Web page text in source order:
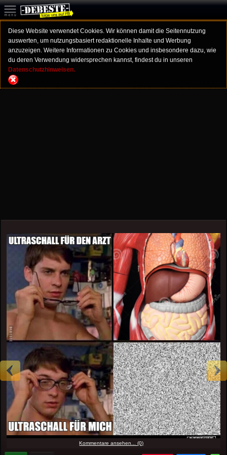
Diese Website verwendet Cookies. Wir können damit die Seitennutzung
auswerten, um nutzungsbasiert redaktionelle Inhalte und Werbung
anzuzeigen. Weitere Informationen zu Cookies und insbesondere dazu, wie
du deren Verwendung widersprechen kannst, findest du in unseren
Datenschutzhinweisen.
Kommentare ansehen... (0)